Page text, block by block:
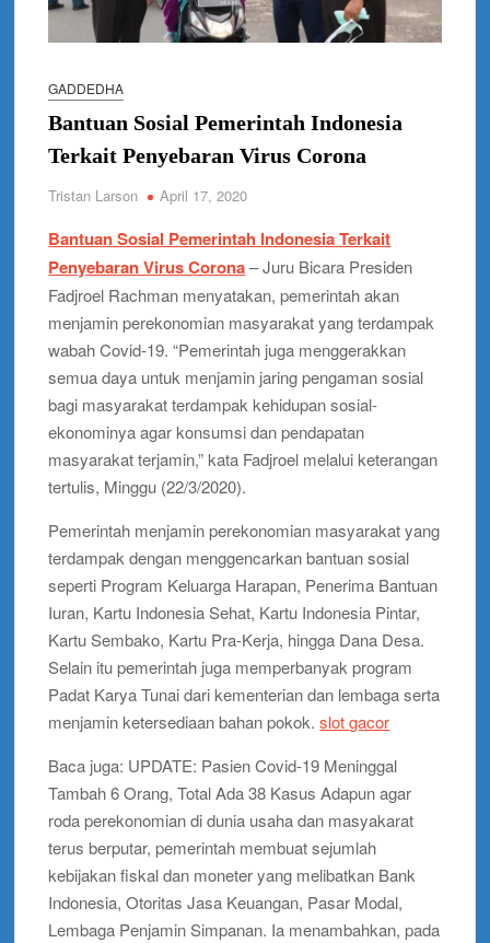
GADDEDHA
Bantuan Sosial Pemerintah Indonesia
Terkait Penyebaran Virus Corona
Tristan Larson April 17, 2020
Bantuan Sosial Pemerintah Indonesia Terkait
Penyebaran Virus Corona– Juru Bicara Presiden
Fadjroel Rachman menyatakan, pemerintah akan
menjamin perekonomian masyarakat yang terdampak
wabah Covid-19. “Pemerintah juga menggerakkan
semua daya untuk menjamin jaring pengaman sosial
bagi masyarakat terdampak kehidupan sosial-
ekonominya agar konsumsi dan pendapatan
masyarakat terjamin,” kata Fadjroel melalui keterangan
tertulis, Minggu (22/3/2020).
Pemerintah menjamin perekonomian masyarakat yang
terdampak dengan menggencarkan bantuan sosial
seperti Program Keluarga Harapan, Penerima Bantuan
Iuran, Kartu Indonesia Sehat, Kartu Indonesia Pintar,
Kartu Sembako, Kartu Pra-Kerja, hingga Dana Desa.
Selain itu pemerintah juga memperbanyak program
Padat Karya Tunai dari kementerian dan lembaga serta
menjamin ketersediaan bahan pokok.slot gacor
Baca juga: UPDATE: Pasien Covid-19 Meninggal
Tambah 6 Orang, Total Ada 38 Kasus Adapun agar
roda perekonomian di dunia usaha dan masyakarat
terus berputar, pemerintah membuat sejumlah
kebijakan fiskal dan moneter yang melibatkan Bank
Indonesia, Otoritas Jasa Keuangan, Pasar Modal,
Lembaga Penjamin Simpanan. Ia menambahkan, pada